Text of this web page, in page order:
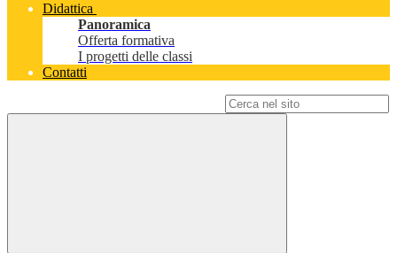
Didattica
Panoramica
Offerta formativa
I progetti delle classi
Contatti